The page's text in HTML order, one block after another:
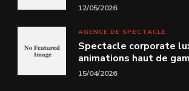
12/05/2026
AGENCE DE SPECTACLE
Spectacle corporate
animations haut de
15/04/2026